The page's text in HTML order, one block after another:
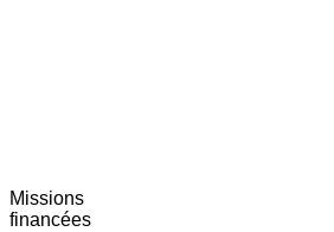
Missions
financées